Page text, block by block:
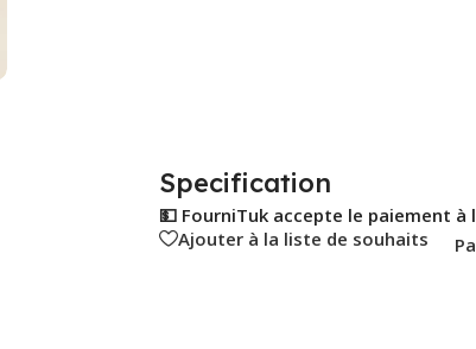
Specification
💵 FourniTuk accepte le paiement à
Ajouter à la liste de souhaits